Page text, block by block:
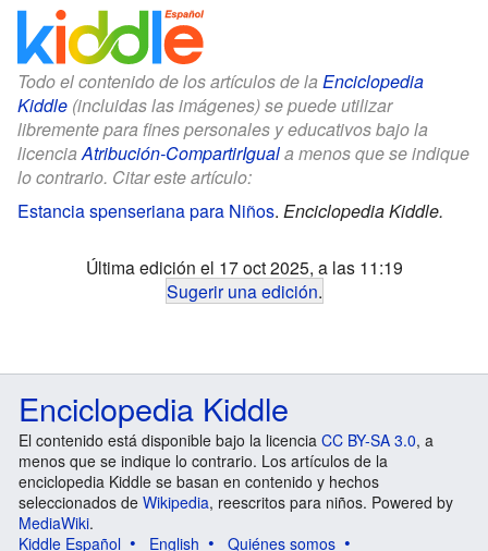
Todo el contenido de los artículos de la Enciclopedia
Kiddle (incluidas las imágenes) se puede utilizar
libremente para fines personales y educativos bajo la
licencia Atribución-CompartirIguala menos que se indique
lo contrario. Citar este artículo:
Estancia spenseriana para Niños. Enciclopedia Kiddle.
Última edición el 17 oct 2025, a las 11:19
Sugerir una edición.
Enciclopedia Kiddle
El contenido está disponible bajo la licencia CC BY-SA 3.0, a
menos que se indique lo contrario. Los artículos de la
enciclopedia Kiddle se basan en contenido y hechos
seleccionados de Wikipedia, reescritos para niños. Powered by
MediaWiki.
Kiddle Español
English Quiénes somos